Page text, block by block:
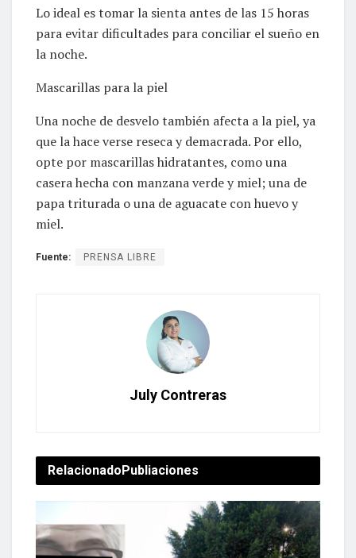
Lo ideal es tomar la sienta antes de las 15 horas
para evitar dificultades para conciliar el sueño en
la noche.
Mascarillas para la piel
Una noche de desvelo también afecta a la piel, ya
que la hace verse reseca y demacrada. Por ello,
opte por mascarillas hidratantes, como una
casera hecha con manzana verde y miel; una de
papa triturada o una de aguacate con huevo y
miel.
Fuente: PRENSA LIBRE
July Contreras
RelacionadoPubliaciones